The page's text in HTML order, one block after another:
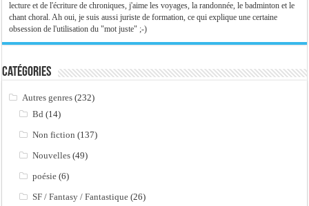
lecture et de l'écriture de chroniques, j'aime les voyages, la randonnée, le badminton et le
chant choral. Ah oui, je suis aussi juriste de formation, ce qui explique une certaine
obsession de l'utilisation du "mot juste" ;-)
Catégories
Autres genres (232)
Bd (14)
Non fiction (137)
Nouvelles (49)
poésie (6)
SF / Fantasy / Fantastique (26)